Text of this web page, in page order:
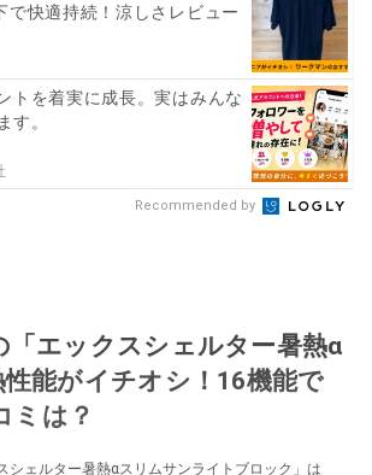
で快適持続！涼しさレビュー
トを着実に成長。実はみんな
す。
Recommended by
「エックスシェルター暑熱α
性能がイチオシ！16機能で
ミは？
シェルター暑熱αスリムサンライトブロック」は